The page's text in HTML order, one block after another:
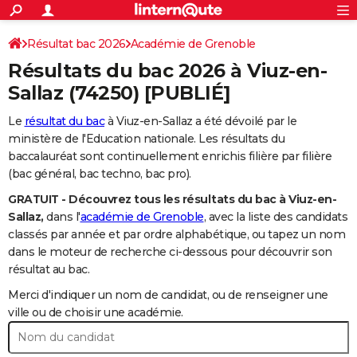
ACTUALITÉS
Politique
Société
Faits Divers
Education
Monde
Villes
+
SPORT
Coupe du monde 2026
Football
Tennis
Cyclisme
Rugby
Forum
CULTURE
FINANCE
Retraite
Impôts
Epargne
Immobilier
Risques naturels par ville
Banque
Assurance
Crédit
Essais
Réserver un essai
Citadines
Berlines
SUV
Forum auto
+
HIGH-TECH
Mobiles
Meilleur smartphone
Internet
Ordinateurs
Jeux vidéo
Guide high-tech
BRICOLAGE
Forum
Aménagement intérieur
Extérieur
Cuisine
Salle de bains
Jardinage
Rangement
+ WEEK-END
Guides de France
Escapades
Patrimoine
Expositions
Musées
Week-end nature
+
Art de vivre
Bien-être
Loisirs
Mode
Modes de vie
+ SANTE
Alimentation
Guide de la santé
Maladies
Médicaments
Sommeil
VOYAGE
S'inscrire
Connexion
Résultat bac 2026 Académie de Grenoble
Résultats du bac 2026 à Viuz-en-
Sallaz (74250) [PUBLIÉ]
Le résultat du bacà Viuz-en-Sallaz a été dévoilé par le
ministère de l'Education nationale. Les résultats du
baccalauréat sont continuellement enrichis filière par filière
(bac général, bac techno, bac pro).
GRATUIT - Découvrez tous les résultats du bac à Viuz-en-
Sallaz, dans l'académie de Grenoble, avec la liste des candidats
classés par année et par ordre alphabétique, ou tapez un nom
dans le moteur de recherche ci-dessous pour découvrir son
résultat au bac.
Merci d'indiquer un nom de candidat, ou de renseigner une
ville ou de choisir une académie.